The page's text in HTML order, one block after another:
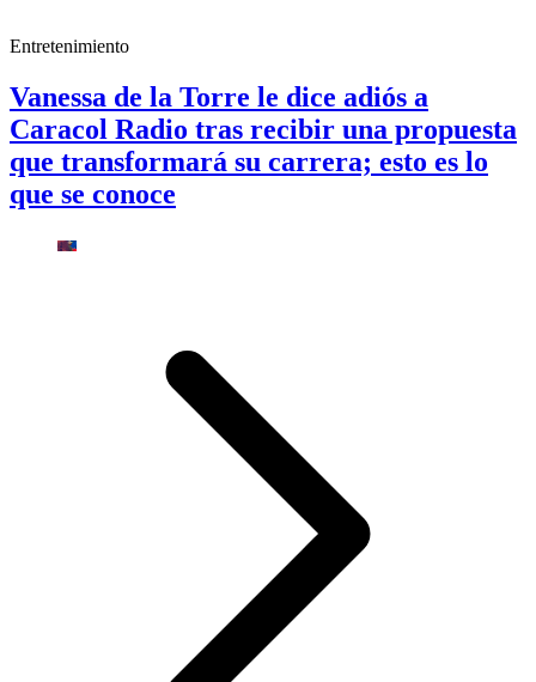
Entretenimiento
Vanessa de la Torre le dice adiós a
Caracol Radio tras recibir una propuesta
que transformará su carrera; esto es lo
que se conoce